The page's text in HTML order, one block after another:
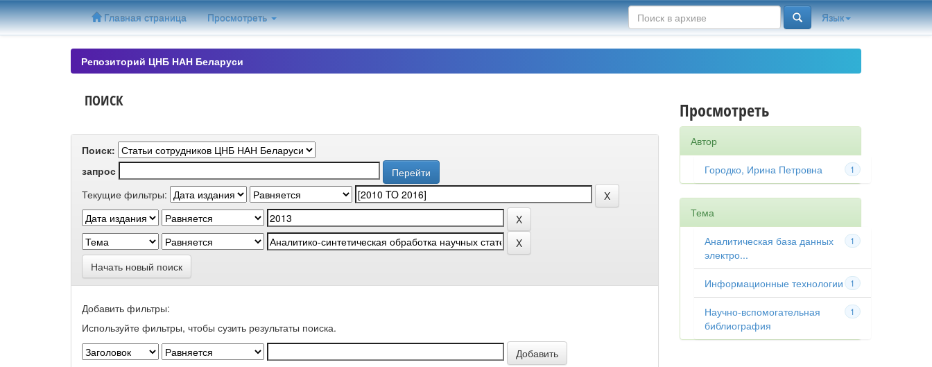
Skip
navigation
Главная страница Просмотреть Язык
Репозиторий ЦНБ НАН Беларуси
ПОИСК
Поиск:
запрос
Текущие фильтры:
Начать новый поиск
Добавить фильтры:
Используйте фильтры, чтобы сузить результаты поиска.
Просмотреть
Автор
1
Городко, Ирина Петровна
Тема
1
Аналитическая база данных
электро...
1
Информационные технологии
1
Научно-вспомогательная
библиография